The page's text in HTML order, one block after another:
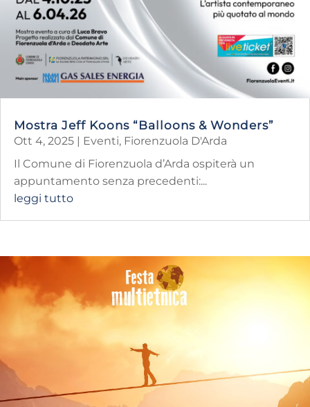
Mostra Jeff Koons “Balloons & Wonders”
Ott 4, 2025 | Eventi, Fiorenzuola D'Arda
Il Comune di Fiorenzuola d’Arda ospiterà un
appuntamento senza precedenti:...
leggi tutto